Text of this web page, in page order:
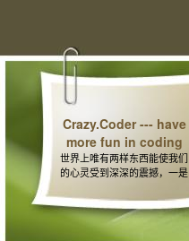
Crazy.Coder --- have
more fun in coding
世界上唯有两样东西能使我们
的心灵受到深深的震撼，一是
个便是人们内心深处的道德法
则。 -- 康德